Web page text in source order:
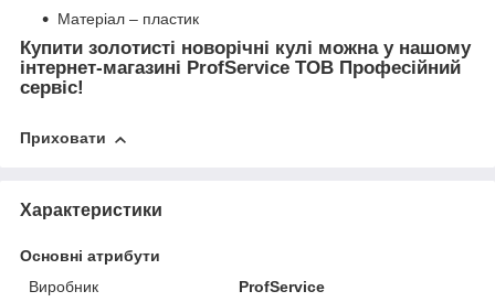
Матеріал – пластик
Купити золотисті новорічні кулі можна у нашому
інтернет-магазині ProfService ТОВ Професійний
сервіс!
Приховати
Характеристики
Основні атрибути
Виробник
ProfService